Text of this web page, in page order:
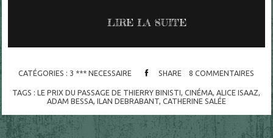
LIRE LA SUITE
CATÉGORIES : 3 *** NECESSAIRE SHARE 8 COMMENTAIRES
TAGS :LE PRIX DU PASSAGE DE THIERRY BINISTI,CINÉMA,ALICE ISAAZ,
ADAM BESSA, ILAN DEBRABANT, CATHERINE SALÉE